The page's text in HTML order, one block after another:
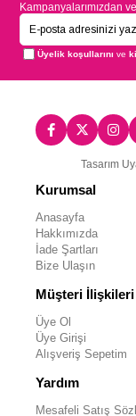
Kampanyalarımızdan
Üyelik koşullarını ve
Tasarım
Kurumsal
Anasayfa
Hakkımızda
İade Şartları
Bize Ulaşın
Müşteri İlişkileri
Üye Ol
Üye Girişi
Alışveriş Sepetim
Yardım
Mesafeli Satış